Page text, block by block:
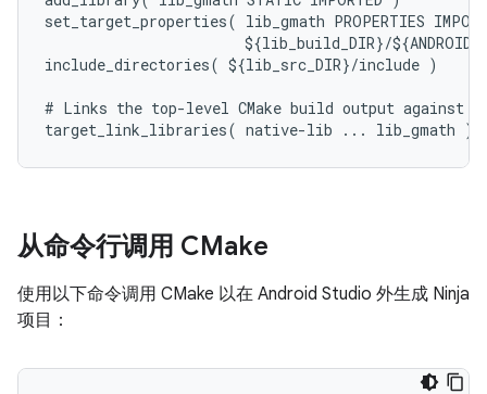
set_target_properties( lib_gmath PROPERTIES
${lib_build_DIR}/
include_directories( ${lib_src_DIR}/include )
# Links the top-level CMake build output against
从命令行调用 CMake
使用以下命令调用 CMake 以在 Android Studio 外生成 Ninja
项目：